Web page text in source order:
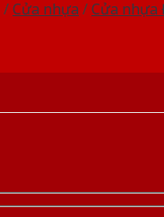
/Cửa nhựa /Cửa nhựa